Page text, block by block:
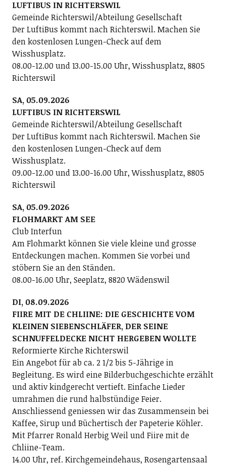
LUFTIBUS IN RICHTERSWIL
Gemeinde Richterswil/Abteilung Gesellschaft
Der LuftiBus kommt nach Richterswil. Machen Sie
den kostenlosen Lungen-Check auf dem
Wisshusplatz.
08.00-12.00 und 13.00-15.00 Uhr, Wisshusplatz, 8805
Richterswil
SA, 05.09.2026
LUFTIBUS IN RICHTERSWIL
Gemeinde Richterswil/Abteilung Gesellschaft
Der LuftiBus kommt nach Richterswil. Machen Sie
den kostenlosen Lungen-Check auf dem
Wisshusplatz.
09.00-12.00 und 13.00-16.00 Uhr, Wisshusplatz, 8805
Richterswil
SA, 05.09.2026
FLOHMARKT AM SEE
Club Interfun
Am Flohmarkt können Sie viele kleine und grosse
Entdeckungen machen. Kommen Sie vorbei und
stöbern Sie an den Ständen.
08.00-16.00 Uhr, Seeplatz, 8820 Wädenswil
DI, 08.09.2026
FIIRE MIT DE CHLIINE: DIE GESCHICHTE VOM
KLEINEN SIEBENSCHLÄFER, DER SEINE
SCHNUFFELDECKE NICHT HERGEBEN WOLLTE
Reformierte Kirche Richterswil
Ein Angebot für ab ca. 2 1/2 bis 5-Jährige in
Begleitung. Es wird eine Bilderbuchgeschichte erzählt
und aktiv kindgerecht vertieft. Einfache Lieder
umrahmen die rund halbstündige Feier.
Anschliessend geniessen wir das Zusammensein bei
Kaffee, Sirup und Büchertisch der Papeterie Köhler.
Mit Pfarrer Ronald Herbig Weil und Fiire mit de
Chliine-Team.
14.00 Uhr, ref. Kirchgemeindehaus, Rosengartensaal